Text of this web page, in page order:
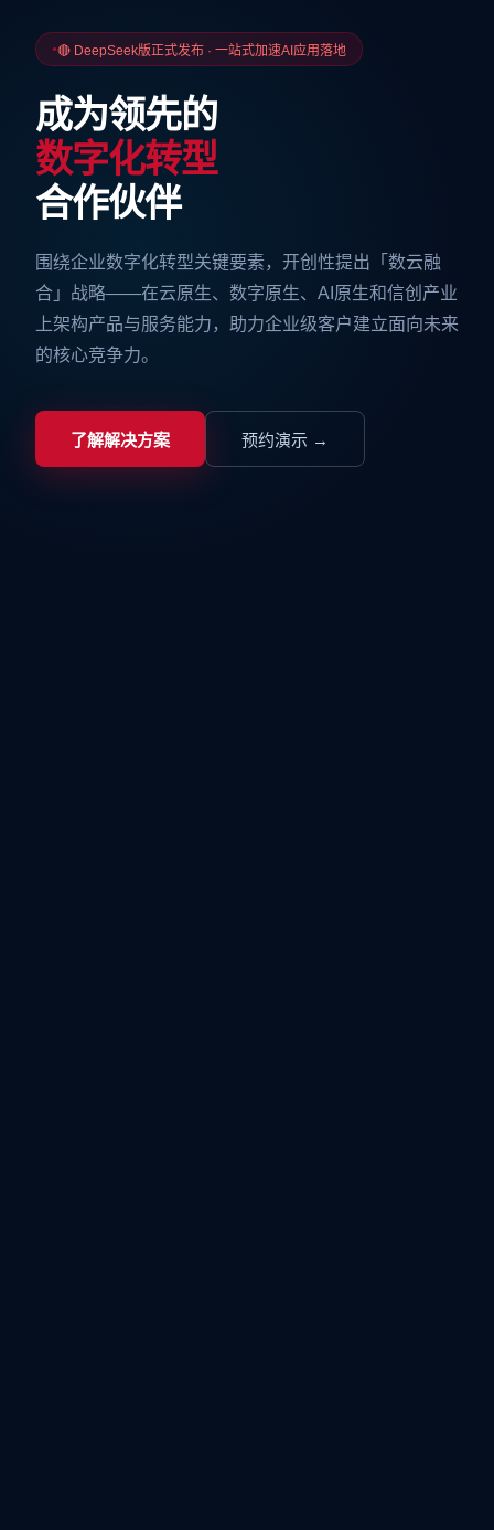
🔴 DeepSeek版正式发布 · 一站式加速AI应用落地
成为领先的
数字化转型
合作伙伴
围绕企业数字化转型关键要素，开创性提出「数云融
合」战略——在云原生、数字原生、AI原生和信创产业
上架构产品与服务能力，助力企业级客户建立面向未来
的核心竞争力。
了解解决方案 预约演示 →